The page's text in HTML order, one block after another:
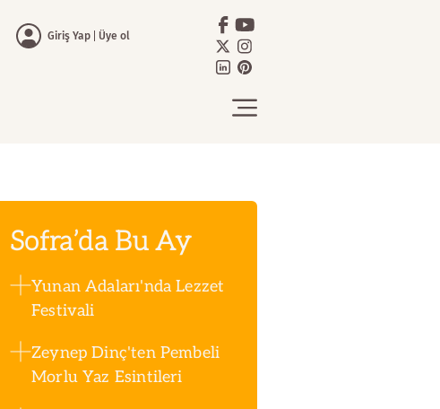
Giriş Yap Üye ol
Sofra’da Bu Ay
Yunan Adaları'nda Lezzet
Festivali
Zeynep Dinç'ten Pembeli
Morlu Yaz Esintileri